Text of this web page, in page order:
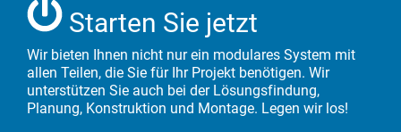
Starten Sie jetzt
Wir bieten Ihnen nicht nur ein modulares System mit
allen Teilen, die Sie für Ihr Projekt benötigen. Wir
unterstützen Sie auch bei der Lösungsfindung,
Planung, Konstruktion und Montage. Legen wir los!